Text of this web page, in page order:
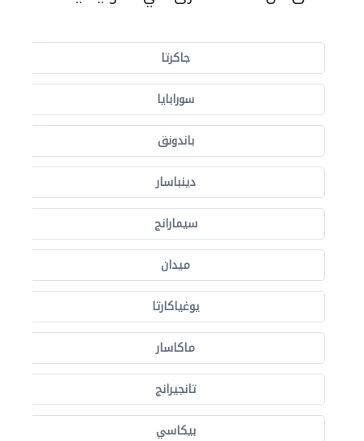
جاكرتا
سورابايا
باندونق
دينباسار
سيمارانج
ميدان
يوغياكارتا
ماكاسار
تانجيرانج
بيكاسي